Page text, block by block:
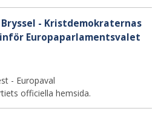
- Kristdemokraternas
Europaparlamentsvalet
- Europaval
officiella hemsida.